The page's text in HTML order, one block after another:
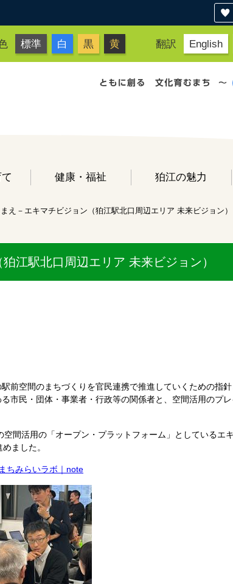
標準 白 黒 黄 翻訳 English
健康・福祉 狛江の魅力
え－エキマチビジョン（狛江駅北口周辺エリア 未来ビジョン）
江駅北口周辺エリア 未来ビジョン）
前空間のまちづくりを官民連携で推進していくための指
市民・団体・事業者・行政等の関係者と、空間活用のプ
空間活用の「オープン・プラットフォーム」としているエ
ました。
ちみらいラボ｜note